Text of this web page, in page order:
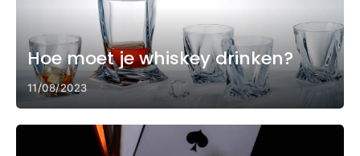
Hoe moet je whiskey drinken?
11/08/2023